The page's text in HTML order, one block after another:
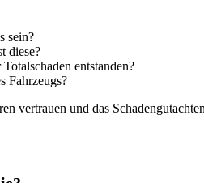
sein?
diese?
entstanden?
Fahrzeugs?
vertrauen und das